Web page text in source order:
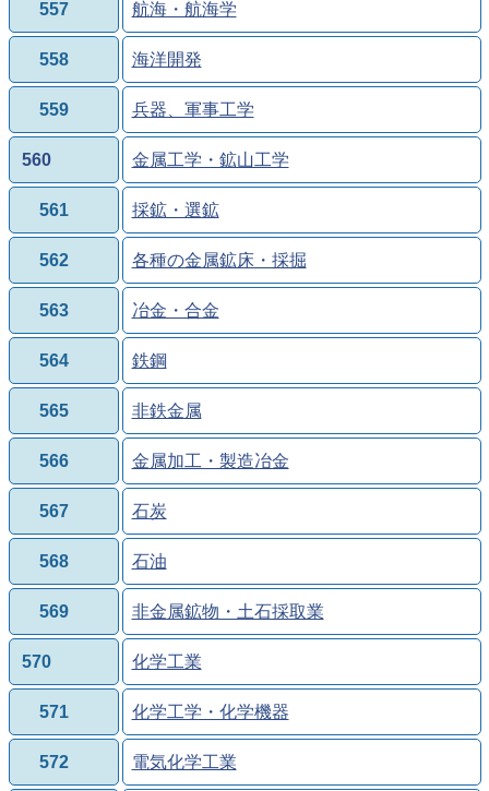
557 航海・航海学
558 海洋開発
559 兵器、軍事工学
560 金属工学・鉱山工学
561 採鉱・選鉱
562 各種の金属鉱床・採掘
563 冶金・合金
564 鉄鋼
565 非鉄金属
566 金属加工・製造冶金
567 石炭
568 石油
569 非金属鉱物・土石採取業
570 化学工業
571 化学工学・化学機器
572 電気化学工業